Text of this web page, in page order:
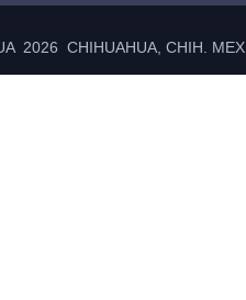
2026 CHIHUAHUA, CHIH. MEX.